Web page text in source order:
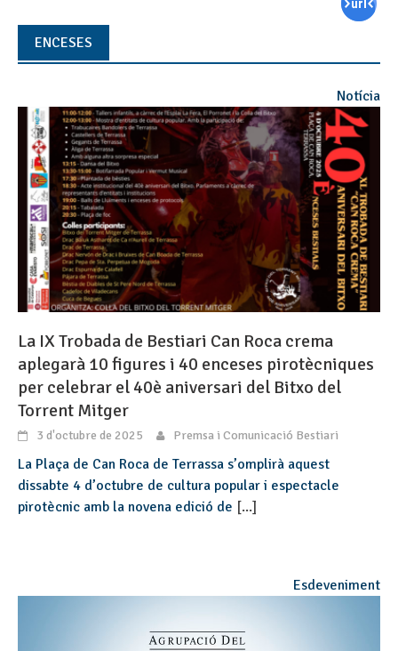
ENCESES
Notícia
La IX Trobada de Bestiari Can Roca crema
aplegarà 10 figures i 40 enceses pirotècniques
per celebrar el 40è aniversari del Bitxo del
Torrent Mitger
3 d'octubre de 2025 Premsa i Comunicació Bestiari
La Plaça de Can Roca de Terrassa s’omplirà aquest
dissabte 4 d’octubre de cultura popular i espectacle
pirotècnic amb la novena edició de [...]
Esdeveniment